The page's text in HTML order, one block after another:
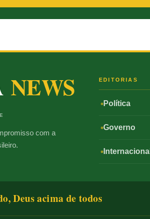
NEWS
com a
EDITORIAS
Política
Governo
Internacional
Deus acima de todos